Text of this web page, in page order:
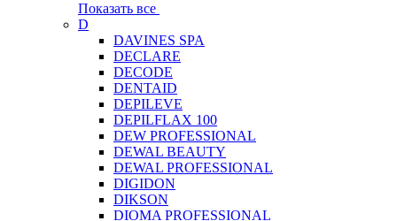
Показать все
D
DAVINES SPA
DECLARE
DECODE
DENTAID
DEPILEVE
DEPILFLAX 100
DEW PROFESSIONAL
DEWAL BEAUTY
DEWAL PROFESSIONAL
DIGIDON
DIKSON
DIOMA PROFESSIONAL